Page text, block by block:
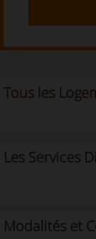
Tous les
Les Services
Modalités et